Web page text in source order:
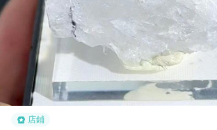
店鋪